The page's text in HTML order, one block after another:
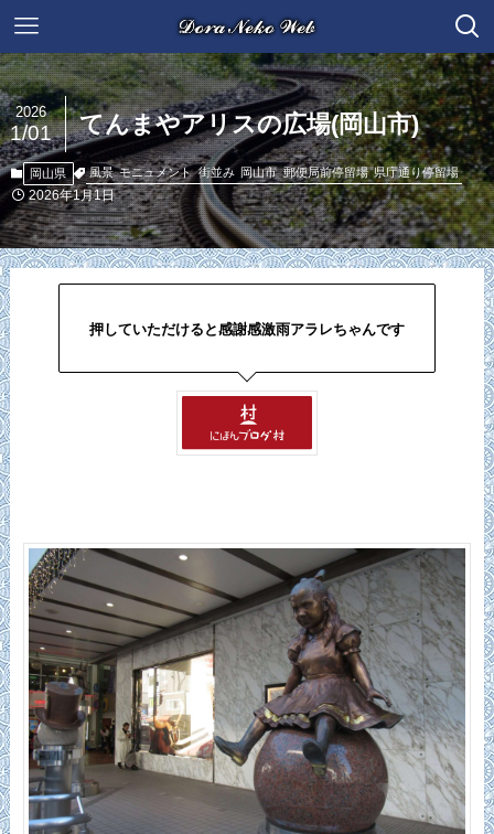
てんまやアリスの広場(岡山市)
2026
1/01
岡山県 風景 モニュメント 街並み 岡山市 郵便局前停留場 県庁通り停留場
2026年1月1日
押していただけると感謝感激雨アラレちゃんです